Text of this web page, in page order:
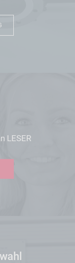
LESER